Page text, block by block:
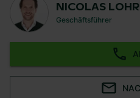
NICOLAS LOHR
Geschäftsführer